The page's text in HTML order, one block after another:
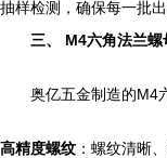
抽样检测，确保每一批
三、 M4六角法兰
奥亿五金制造的M4
高精度螺纹 ：螺纹清晰